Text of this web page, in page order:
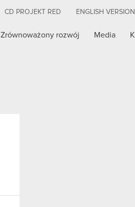
CD PROJEKT RED ENGLISH VERSION
Zrównoważony rozwój Media